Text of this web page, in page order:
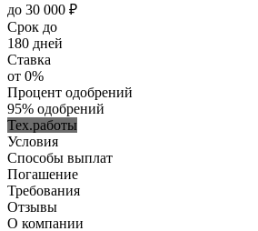
до 30 000 ₽
Срок до
180 дней
Ставка
от 0%
Процент одобрений
95% одобрений
Тех.работы
Условия
Способы выплат
Погашение
Требования
Отзывы
О компании